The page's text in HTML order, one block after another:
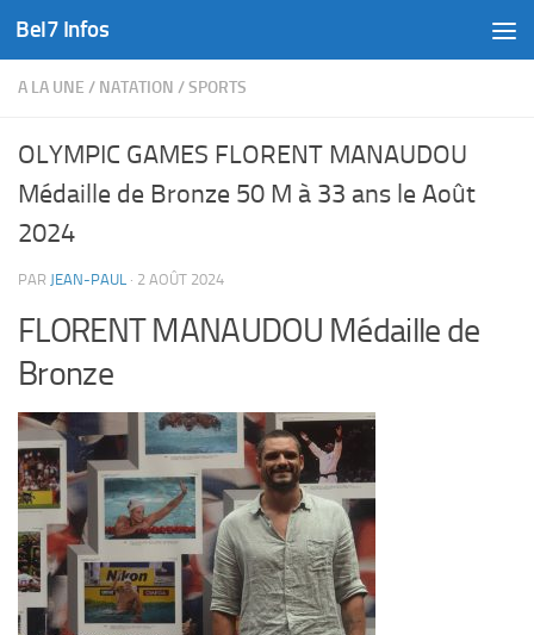
Skip to content
Bel7 Infos
A LA UNE / NATATION /SPORTS
OLYMPIC GAMES FLORENT MANAUDOU
Médaille de Bronze 50 M à 33 ans le Août
2024
PAR JEAN-PAUL · 2 AOÛT 2024
FLORENT MANAUDOU Médaille de
Bronze